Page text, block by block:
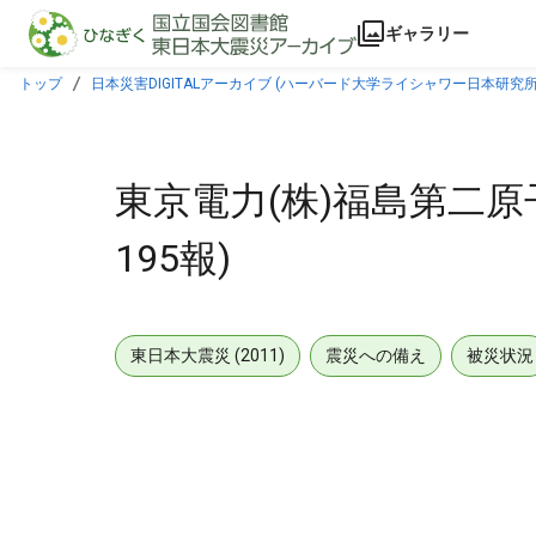
本文に飛ぶ
ギャラリー
トップ 日本災害DIGITALアーカイブ (ハーバード大学ライシャワー日本研究
東京電力(株)福島第二
195報)
東日本大震災 (2011) 震災への備え 被災状況